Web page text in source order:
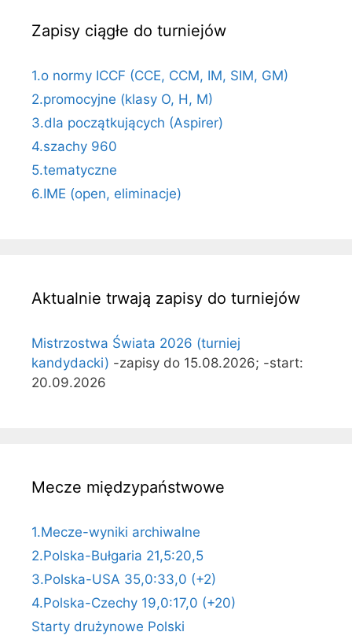
Zapisy ciągłe do turniejów
1.o normy ICCF (CCE, CCM, IM, SIM, GM)
2.promocyjne (klasy O, H, M)
3.dla początkujących (Aspirer)
4.szachy 960
5.tematyczne
6.IME (open, eliminacje)
Aktualnie trwają zapisy do turniejów
Mistrzostwa Świata 2026 (turniej
kandydacki) -zapisy do 15.08.2026; -start:
20.09.2026
Mecze międzypaństwowe
1.Mecze-wyniki archiwalne
2.Polska-Bułgaria 21,5:20,5
3.Polska-USA 35,0:33,0 (+2)
4.Polska-Czechy 19,0:17,0 (+20)
Starty drużynowe Polski